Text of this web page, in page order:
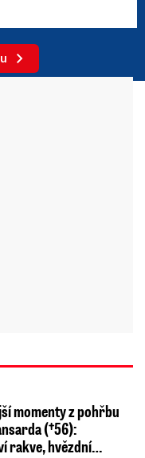
momenty z pohřbu
(†56):
rakve, hvězdní…